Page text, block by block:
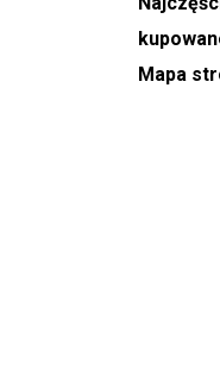
dwugodzinny
mają zostać
W okresach
Dzień
wydłużonych
Mapa